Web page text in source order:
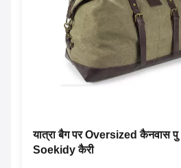
यात्रा बैग पर Oversized कैनवास पु
Soekidy कैरी